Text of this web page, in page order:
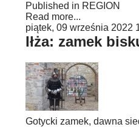
Published in REGION
Read more...
piątek, 09 września 2022
Iłża: zamek
Gotycki zamek, dawna